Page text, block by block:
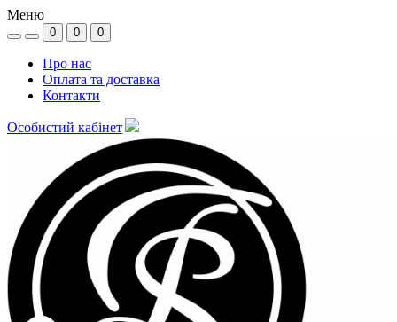
Меню
0 0 0
Про нас
Оплата та доставка
Контакти
Особистий кабінет